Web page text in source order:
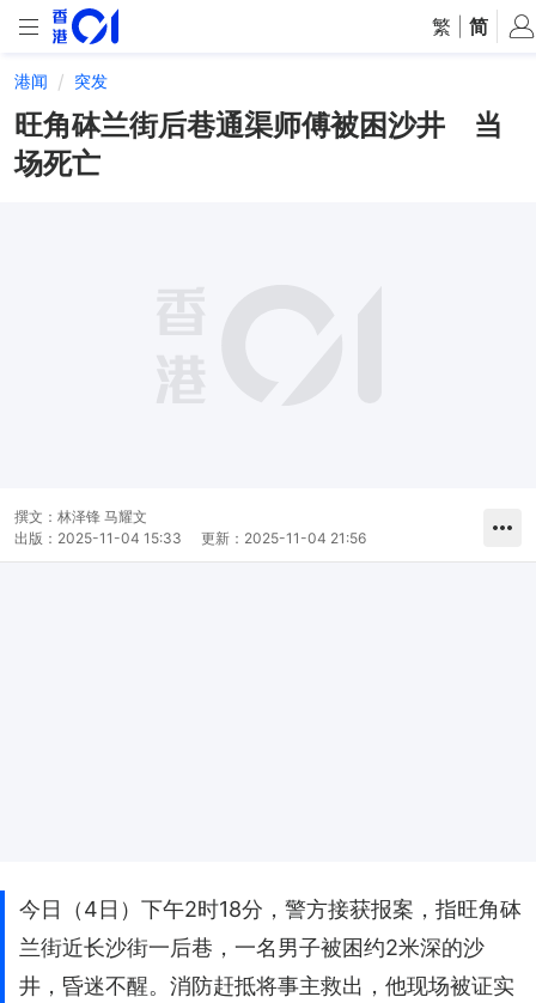
繁 简
港闻 突发
旺角砵兰街后巷通渠师傅被困沙井 当
场死亡
撰文： 林泽锋 马耀文
出版： 2025-11-04 15:33 更新： 2025-11-04 21:56
今日（4日）下午2时18分，警方接获报案，指旺角砵
兰街近长沙街一后巷，一名男子被困约2米深的沙
井，昏迷不醒。消防赶抵将事主救出，他现场被证实